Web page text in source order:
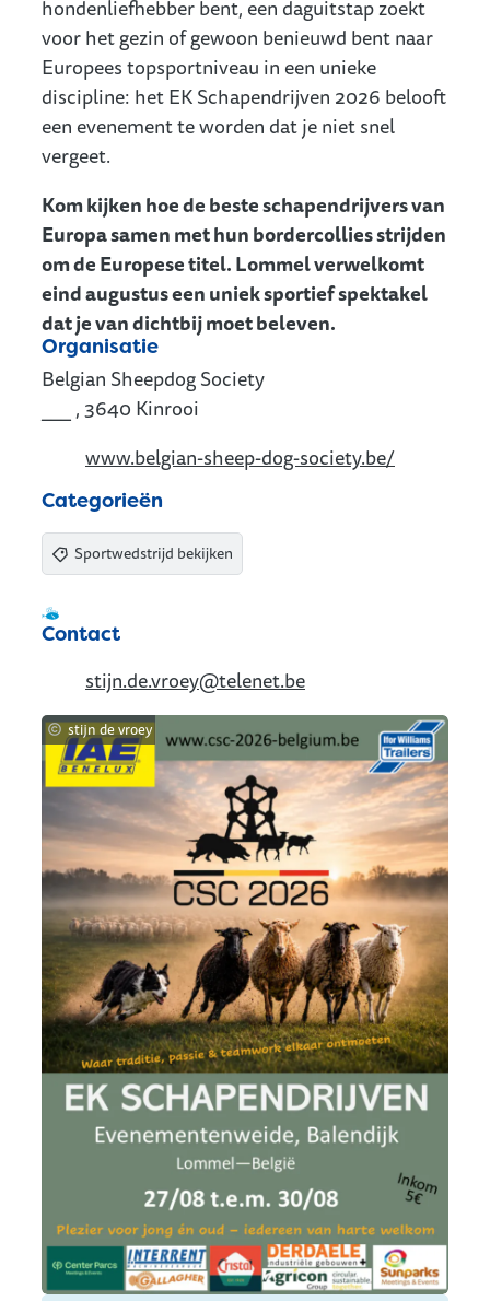
hondenliefhebber bent, een daguitstap zoekt
voor het gezin of gewoon benieuwd bent naar
Europees topsportniveau in een unieke
discipline: het EK Schapendrijven 2026 belooft
een evenement te worden dat je niet snel
vergeet.
Kom kijken hoe de beste schapendrijvers van
Europa samen met hun bordercollies strijden
om de Europese titel. Lommel verwelkomt
eind augustus een uniek sportief spektakel
dat je van dichtbij moet beleven.
Organisatie
Belgian Sheepdog Society
,3640 Kinrooi
Websitewww.belgian-sheep-dog-society.be/
Categorieën
Sportwedstrijd bekijken
Contact
E-mailstijn.de.vroey@telenet.be
stijn de vroey